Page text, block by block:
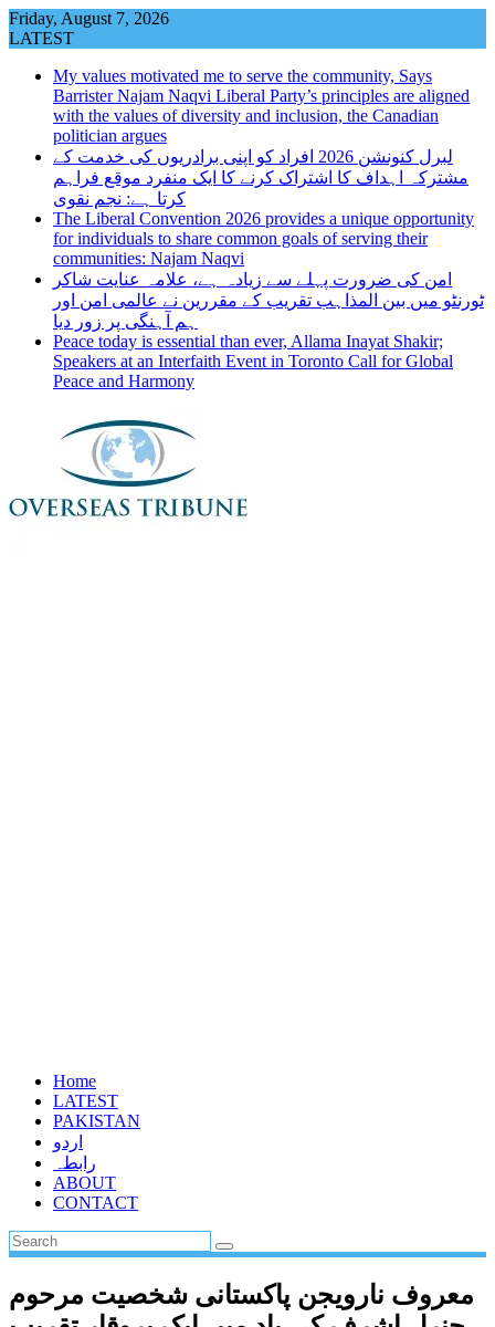
Skip
to
Friday, August 7, 2026
LATEST
My values motivated me to serve the community, Says
Barrister Najam Naqvi Liberal Party’s principles are aligned
with the values of diversity and inclusion, the Canadian
politician argues
لبرل کنونشن 2026 افراد کو اپنی برادریوں کی خدمت کے
مشترکہ اہداف کا اشتراک کرنے کا ایک منفرد موقع فراہم
کرتا ہے: نجم نقوی
The Liberal Convention 2026 provides a unique opportunity
for individuals to share common goals of serving their
communities: Najam Naqvi
امن کی ضرورت پہلے سے زیادہ ہے، علامہ عنایت شاکر
ٹورنٹو میں بین المذاہب تقریب کے مقررین نے عالمی امن اور
ہم آہنگی پر زور دیا
Peace today is essential than ever, Allama Inayat Shakir;
Speakers at an Interfaith Event in Toronto Call for Global
Peace and Harmony
Home
LATEST
PAKISTAN
اردو
رابطہ
ABOUT
CONTACT
معروف نارویجن پاکستانی شخصیت مرحوم